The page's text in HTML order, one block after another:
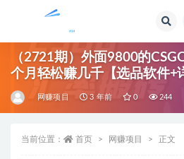
（2721期）外面9800的
个月轻松赚几千【选品软件+
网赚项目 3 年前 0 244
当前位置： 首页 网赚项目 正文